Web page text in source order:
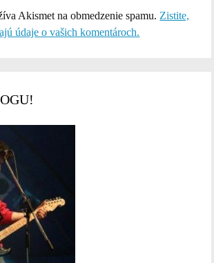
Akismet na obmedzenie spamu. Zistite,
údaje o vašich komentároch.